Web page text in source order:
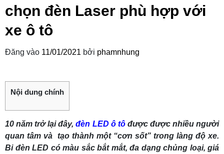
chọn đèn Laser phù hợp với
xe ô tô
Đăng vào 11/01/2021 bởi phamnhung
Nội dung chính
10 năm trở lại đây, đèn LED ô tôđược được nhiều người
quan tâm và tạo thành một “cơn sốt” trong làng độ xe.
Bi đèn LED có màu sắc bắt mắt, đa dạng chủng loại, giá